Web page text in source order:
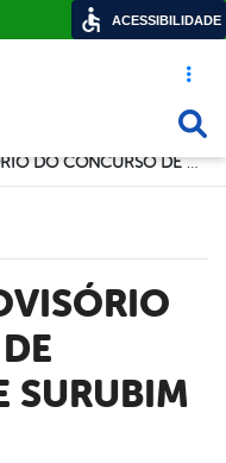
Acesso
RESULTADO PROVISÓRIO DO CONCURSO DE QUADRILHAS DE SURUBIM 2026.
SURUBIM
ACESSIBILIDADE